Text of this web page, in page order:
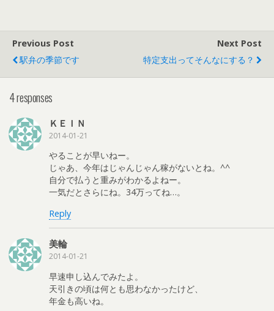
Previous Post
駅弁の季節です
Next Post
特定支出ってそんなにする？
4 responses
ＫＥＩＮ
2014-01-21
やることが早いねー。
じゃあ、今年はじゃんじゃん稼がないとね。^^
自分で払うと重みがわかるよねー。
一気だとさらにね。34万ってね…。
Reply
美輪
2014-01-21
早速申し込んでみたよ。
天引きの頃は何とも思わなかったけど、
年金も高いね。